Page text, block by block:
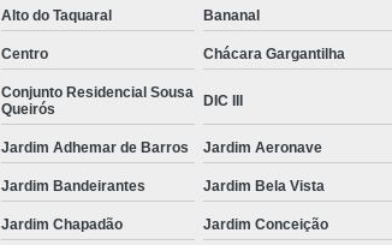
Alto do Taquaral Bananal
Centro Chácara Gargantilha
Conjunto Residencial Sousa
Queirós
DIC III
Jardim Adhemar de Barros Jardim Aeronave
Jardim Bandeirantes Jardim Bela Vista
Jardim Chapadão Jardim Conceição